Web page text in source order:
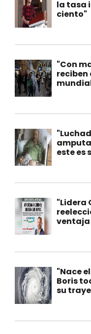
la tasa
ciento"
"Con
reciben
este es
"Lidera
ventaja
"Nace
Boris
su